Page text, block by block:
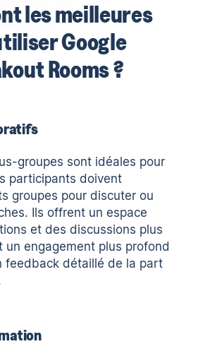
les meilleures
Google
Rooms ?
groupes sont idéales pour
participants doivent
groupes pour discuter ou
Ils offrent un espace
et des discussions plus
un engagement plus profond
feedback détaillé de la part